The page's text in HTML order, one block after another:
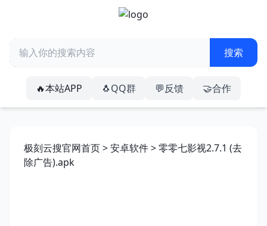
🔥本站APP 🐧QQ群 💬反馈 🤝合作
极刻云搜官网首页>安卓软件> 零零七影视2.7.1 (去
除广告).apk